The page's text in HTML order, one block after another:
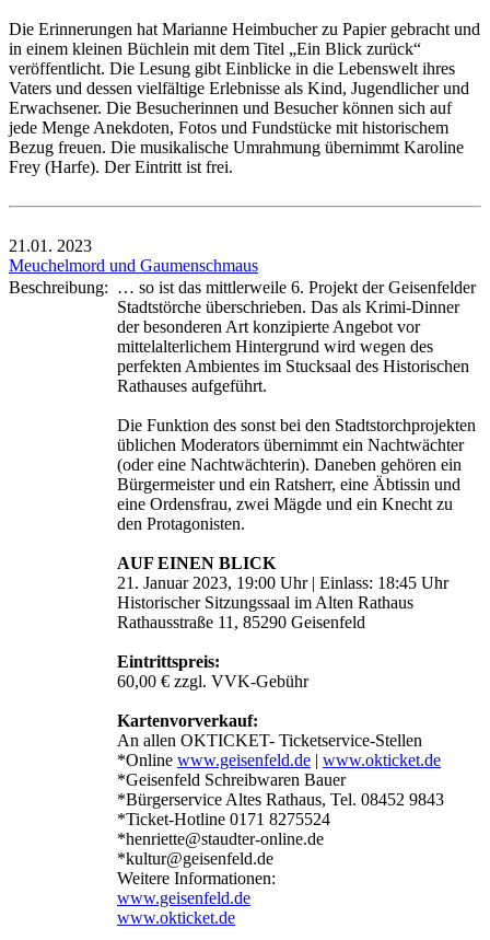
Die Erinnerungen hat Marianne Heimbucher zu Papier gebracht und
in einem kleinen Büchlein mit dem Titel „Ein Blick zurück“
veröffentlicht. Die Lesung gibt Einblicke in die Lebenswelt ihres
Vaters und dessen vielfältige Erlebnisse als Kind, Jugendlicher und
Erwachsener. Die Besucherinnen und Besucher können sich auf
jede Menge Anekdoten, Fotos und Fundstücke mit historischem
Bezug freuen. Die musikalische Umrahmung übernimmt Karoline
Frey (Harfe). Der Eintritt ist frei.
21.01. 2023
Meuchelmord und Gaumenschmaus
Beschreibung: … so ist das mittlerweile 6. Projekt der Geisenfelder
Stadtstörche überschrieben. Das als Krimi-Dinner
der besonderen Art konzipierte Angebot vor
mittelalterlichem Hintergrund wird wegen des
perfekten Ambientes im Stucksaal des Historischen
Rathauses aufgeführt.
Die Funktion des sonst bei den Stadtstorchprojekten
üblichen Moderators übernimmt ein Nachtwächter
(oder eine Nachtwächterin). Daneben gehören ein
Bürgermeister und ein Ratsherr, eine Äbtissin und
eine Ordensfrau, zwei Mägde und ein Knecht zu
den Protagonisten.
AUF EINEN BLICK
21. Januar 2023, 19:00 Uhr | Einlass: 18:45 Uhr
Historischer Sitzungssaal im Alten Rathaus
Rathausstraße 11, 85290 Geisenfeld
Eintrittspreis:
60,00 € zzgl. VVK-Gebühr
Kartenvorverkauf:
An allen OKTICKET- Ticketservice-Stellen
*Online www.geisenfeld.de | www.okticket.de
*Geisenfeld Schreibwaren Bauer
*Bürgerservice Altes Rathaus, Tel. 08452 9843
*Ticket-Hotline 0171 8275524
*henriette@staudter-online.de
*kultur@geisenfeld.de
Weitere Informationen:
www.geisenfeld.de
www.okticket.de